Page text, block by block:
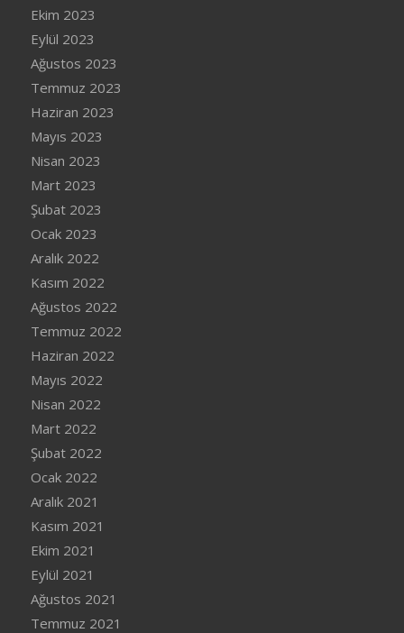
Ekim 2023
Eylül 2023
Ağustos 2023
Temmuz 2023
Haziran 2023
Mayıs 2023
Nisan 2023
Mart 2023
Şubat 2023
Ocak 2023
Aralık 2022
Kasım 2022
Ağustos 2022
Temmuz 2022
Haziran 2022
Mayıs 2022
Nisan 2022
Mart 2022
Şubat 2022
Ocak 2022
Aralık 2021
Kasım 2021
Ekim 2021
Eylül 2021
Ağustos 2021
Temmuz 2021